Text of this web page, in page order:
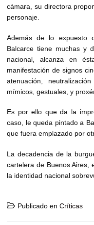
cámara, su directora
personaje.
Además de lo expuesto
Balcarce tiene muchas y
nacional, alcanza en
manifestación de signos
atenuación,
mímicos, gestuales, y
Es por ello que da la
caso, le queda pintado a
que fuera emplazado por
La decadencia de la
cartelera de Buenos Aires,
la identidad nacional
Publicado en Críticas